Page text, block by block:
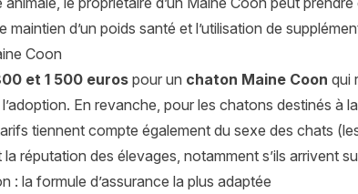
maintien d’un poids santé et l’utilisation de
Coon
et 1 500 euros pour un chaton Maine Coon qui
En revanche, pour les chatons destinés à
tiennent compte également du sexe des chats
réputation des élevages, notamment s’ils arrivent
: la formule d’assurance la plus adaptée